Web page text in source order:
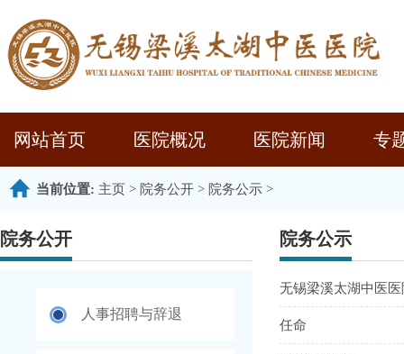
网站首页 医院概况 医院新闻 专
当前位置: 主页 > 院务公开 > 院务公示 >
院务公开
人事招聘与辞退
院务公示
无锡梁溪太湖中医
任命